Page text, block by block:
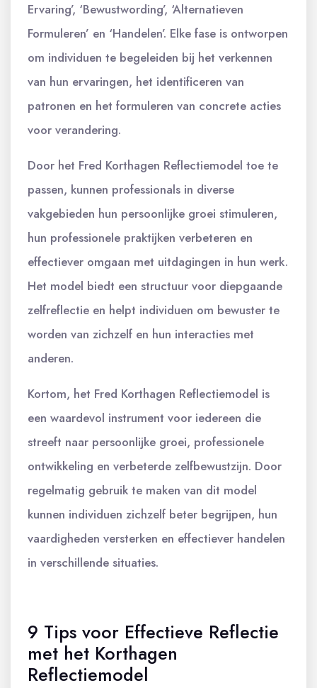
Ervaring’, ‘Bewustwording’, ‘Alternatieven
Formuleren’ en ‘Handelen’. Elke fase is ontworpen
om individuen te begeleiden bij het verkennen
van hun ervaringen, het identificeren van
patronen en het formuleren van concrete acties
voor verandering.
Door het Fred Korthagen Reflectiemodel toe te
passen, kunnen professionals in diverse
vakgebieden hun persoonlijke groei stimuleren,
hun professionele praktijken verbeteren en
effectiever omgaan met uitdagingen in hun werk.
Het model biedt een structuur voor diepgaande
zelfreflectie en helpt individuen om bewuster te
worden van zichzelf en hun interacties met
anderen.
Kortom, het Fred Korthagen Reflectiemodel is
een waardevol instrument voor iedereen die
streeft naar persoonlijke groei, professionele
ontwikkeling en verbeterde zelfbewustzijn. Door
regelmatig gebruik te maken van dit model
kunnen individuen zichzelf beter begrijpen, hun
vaardigheden versterken en effectiever handelen
in verschillende situaties.
9 Tips voor Effectieve Reflectie
met het Korthagen
Reflectiemodel